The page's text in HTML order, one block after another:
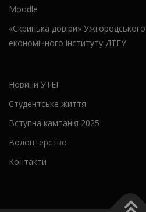
Moodle
«Скринька довіри»
економічного інституту ДТЕУ
Новини УТЕІ
Студентське життя
Вступна кампанія 2025
Волонтерство
Контакти